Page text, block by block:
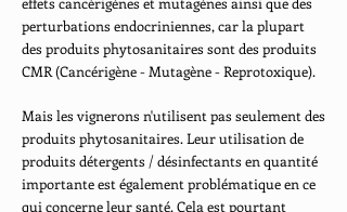
perturbations endocriniennes, car la plupart
des produits phytosanitaires sont des produits
CMR (Cancérigène - Mutagène - Reprotoxique).
Mais les vignerons n'utilisent pas seulement des
produits phytosanitaires. Leur utilisation de
produits détergents / désinfectants en quantité
importante est également problématique en ce
qui concerne leur santé. Cela est pourtant